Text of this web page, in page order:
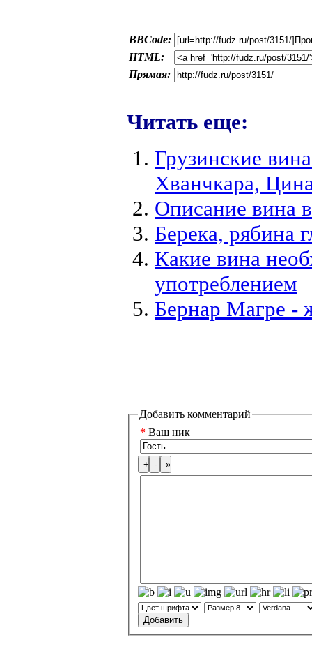
BBCode:
HTML:
Прямая:
Читать еще:
Грузинские
Хванчкара,
Описание вина
Берека, рябина
Какие вина
употреблением
Бернар Магре -
Добавить комментарий
* Ваш ник